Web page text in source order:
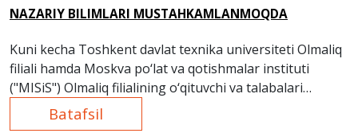
NAZARIY BILIMLARI MUSTAHKAMLANMOQDA
Kuni kecha Toshkent davlat texnika universiteti Olmaliq
filiali hamda Moskva po‘lat va qotishmalar instituti
("MISiS") Olmaliq filialining o‘qituvchi va talabalari
"O‘zmetkombinat" AJga ishlab chiqarish jarayonlari bilan
tanishish maqsadida kelishdi.
Batafsil